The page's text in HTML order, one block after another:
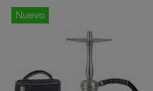
Nuevo